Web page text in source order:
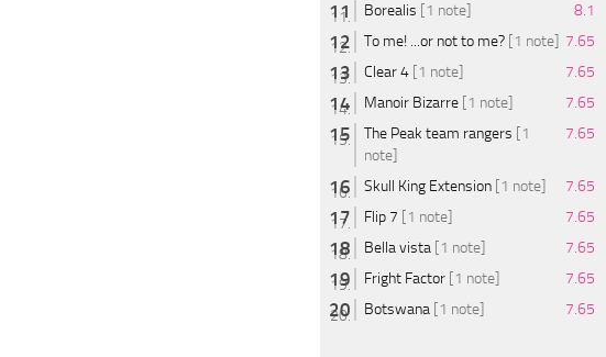
Borealis [1 note]
8.1
To me! ...or not to me? [1 note]
7.65
Clear 4 [1 note]
7.65
Manoir Bizarre [1 note]
7.65
The Peak team rangers [1
note]
7.65
Skull King Extension [1 note]
7.65
Flip 7 [1 note]
7.65
Bella vista [1 note]
7.65
Fright Factor [1 note]
7.65
Botswana [1 note] 7.65